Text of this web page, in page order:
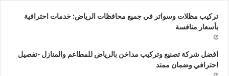
تركيب مظلات وسواتر في جميع محافظات الرياض: خدمات احترافية
بأسعار منافسة
افضل شركة تصنيع وتركيب مداخن بالرياض للمطاعم والمنازل -تفصيل
احترافي وضمان ممتد